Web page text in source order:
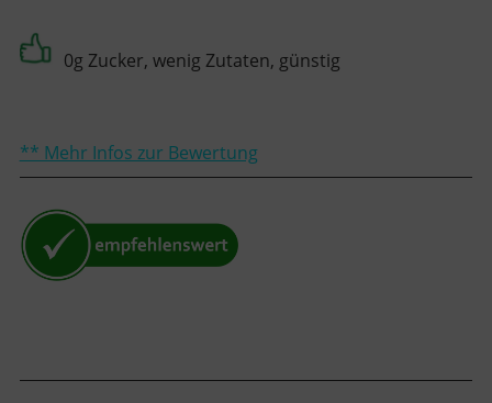
0g Zucker, wenig Zutaten, günstig
** Mehr Infos zur Bewertung